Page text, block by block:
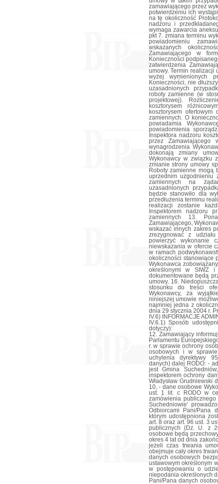
zamawiającego przez
potwierdzeniu ich
na tę okoliczność
nadzoru i
wymaga zawarcia
pkt 7. zmiana terminu
powiadomieniu
wskazanych
Zamawiającego w
Konieczności
zatwierdzenia
umowy. Termin realizacji
wyżej wymienionych
Konieczności, nie
uzasadnionych
roboty zamienne (w
projektowej).
kosztorysem
kosztorysem
zamiennych. O
powiadamia
powiadomienia
Inspektora nadzoru
przez Zamawiającego
wynagrodzenia
dokonają zmiany
Wykonawcy w związku
zmianie strony umowy
Roboty zamienne mogą
uprzednim uzgodnieniu
zamiennych na
uzasadnionych
będzie stanowiło dla
przedłużenia terminu
realizacji zostanie
Inspektorem nadzoru
zamiennych 13.
Zamawiającego,
wskazać innych zakres
zrezygnować z
powierzyć wykonanie
niewskazania w ofercie
w ramach
okoliczności stanowiące
Wykonawca
określonymi w SIWZ i
dokumentowane będą
umowy. 16.
stosunku do treści
Wykonawcy, za
niniejszej umowie
najmniej jedna z
dnia 29 stycznia 2004 r.
IV.6) INFORMACJE
IV.6.1) Sposób
dotyczy):
12. Zamawiający
Parlamentu
r. w sprawie ochrony
osobowych i w
uchylenia dyrektywy
danych) dalej RODO: -
jest Gmina
inspektorem ochrony
Władysław
10, - dane osobowe
ust. 1 lit. c RODO w
zamówienia
Suchedniowie'
Odbiorcami Pani/Pana
którym udostępniona
art. 8 oraz art. 96 ust. 3
publicznych (Dz. U. z
osobowe będą
okres 4 lat od dnia
jeżeli czas trwania
obejmuje cały okres
danych osobowych
ustawowym określonym
w postępowaniu o
niepodania określonych
Pani/Pana danych